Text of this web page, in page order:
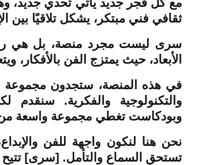
ثقافي فني مبتكر، يشكل تلاقيًا بين
سرى ليست مجرد منصة، بل هي
الأبعاد، حيث يمتزج الفن بالأفكار،
في هذه المنصة، ستجدون مجموعة
والتكنولوجية والفكرية. سنقدم
وبودكاست تغطي مجموعة واسعة
نحن هنا لنكون واجهة للفن
تستحق السماع والتأمل. [سرى] تتيح